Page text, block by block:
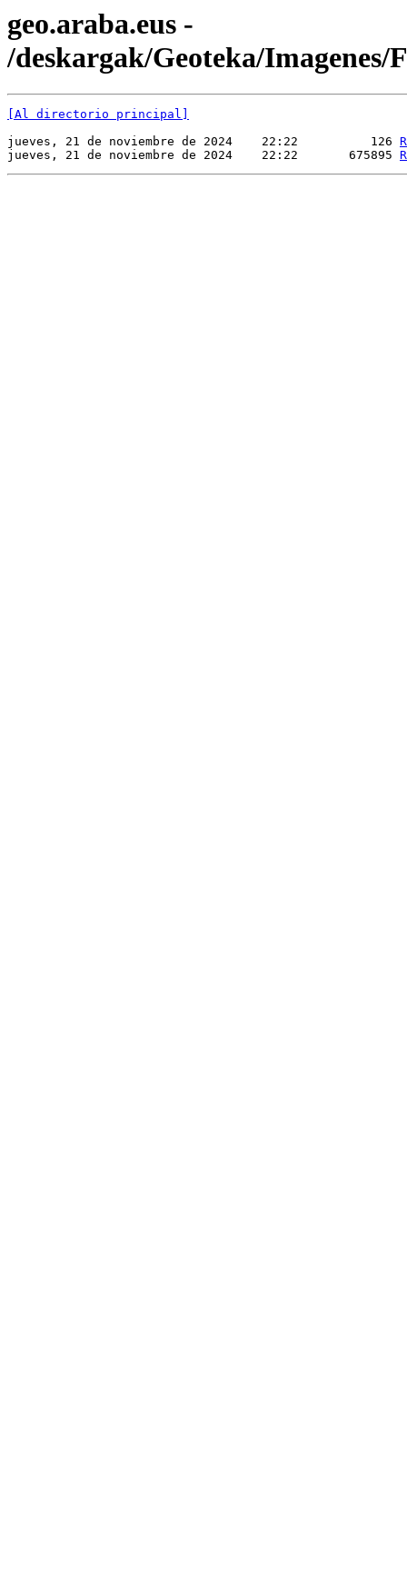
geo.araba.eus -
/deskargak/Geoteka/Imagenes/
[Al directorio principal]
jueves, 21 de noviembre de 2024    22:22          126
jueves, 21 de noviembre de 2024    22:22       675895